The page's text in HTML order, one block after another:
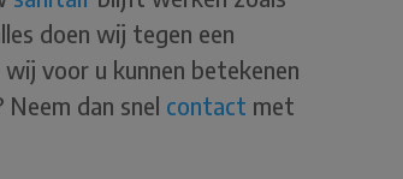
doen wij tegen een
voor u kunnen betekenen
dan snel contact met